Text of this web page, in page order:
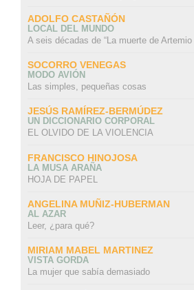
ADOLFO CASTAÑÓN
LOCAL DEL MUNDO
A seis décadas de “La muerte de Artemio
SOCORRO VENEGAS
MODO AVIÓN
Las simples, pequeñas cosas
JESÚS RAMÍREZ-BERMÚDEZ
UN DICCIONARIO CORPORAL
EL OLVIDO DE LA VIOLENCIA
FRANCISCO HINOJOSA
LA MUSA ARAÑA
HOJA DE PAPEL
ANGELINA MUÑIZ-HUBERMAN
AL AZAR
Leer, ¿para qué?
MIRIAM MABEL MARTINEZ
VISTA GORDA
La mujer que sabía demasiado